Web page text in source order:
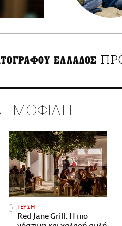
ΕΛΛΑΔΟΣ
ΓΕΥΣΗ
Red Jane Grill: Η πιο